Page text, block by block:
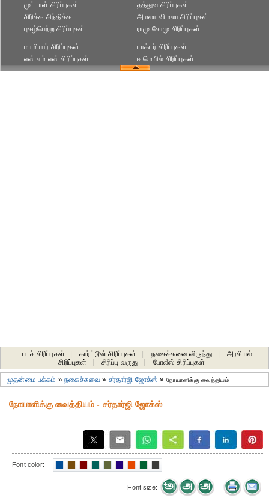
முட்டாள் சிரிப்புகள்
தத்துவ சிரிப்புகள்
சிரிக்க-சிந்திக்க
புகழ்பெற்ற சிரிப்புகள்
அமலா-விமலா சிரிப்புகள்
ராமு-சோமு சிரிப்புகள்
மாமியார் சிரிப்புகள்
எஸ்.எம்.எஸ் சிரிப்புகள்
டாக்டர் சிரிப்புகள்
ஈ மெயில் சிரிப்புகள்
படச் சிரிப்புகள் கார்ட்டூன் சிரிப்புகள் நகைச்சுவை விருந்து
அரசியல்
சிரிப்புகள்
சிரிப்பு வருது போலீஸ் சிரிப்புகள்
முதன்மை பக்கம் »நகைச்சுவை » சர்தார்ஜி ஜோக்ஸ் » நோயாளிக்கு வைத்தியம்
நோயாளிக்கு வைத்தியம் - சர்தார்ஜி ஜோக்ஸ்
Font color:
Font size: